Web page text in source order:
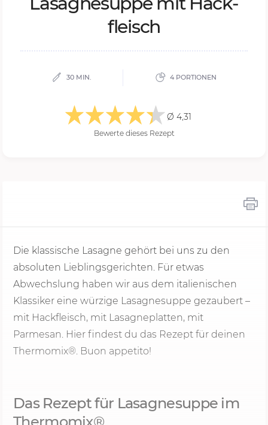
fleisch
30 MIN. 4 PORTIONEN
Ø 4,31
Bewerte dieses Rezept
Die klassische Lasagne gehört bei uns zu den
absoluten Lieblingsgerichten. Für etwas
Abwechslung haben wir aus dem italienischen
Klassiker eine würzige Lasagnesuppe gezaubert –
mit Hackfleisch, mit Lasagneplatten, mit
Parmesan. Hier findest du das Rezept für deinen
Thermomix®. Buon appetito!
Das Rezept für Lasagnesuppe im
Thermomix®